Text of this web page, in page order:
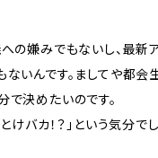
の嫌みでもないし、最新
ないんです。ましてや都会
で決めたいのです。
けバカ！？」という気分で